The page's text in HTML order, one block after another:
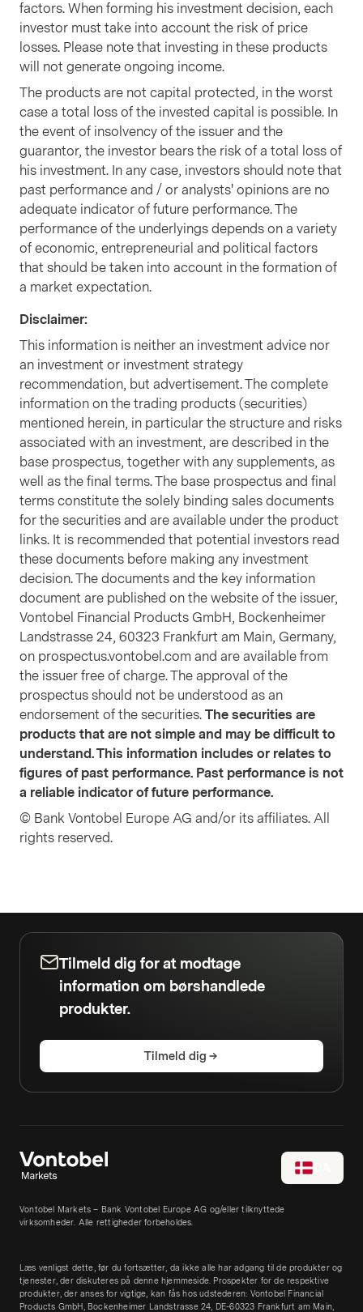
factors. When forming his investment decision, each
investor must take into account the risk of price
losses. Please note that investing in these products
will not generate ongoing income.
The products are not capital protected, in the worst
case a total loss of the invested capital is possible. In
the event of insolvency of the issuer and the
guarantor, the investor bears the risk of a total loss of
his investment. In any case, investors should note that
past performance and / or analysts' opinions are no
adequate indicator of future performance. The
performance of the underlyings depends on a variety
of economic, entrepreneurial and political factors
that should be taken into account in the formation of
a market expectation.
Disclaimer:
This information is neither an investment advice nor
an investment or investment strategy
recommendation, but advertisement. The complete
information on the trading products (securities)
mentioned herein, in particular the structure and risks
associated with an investment, are described in the
base prospectus, together with any supplements, as
well as the final terms. The base prospectus and final
terms constitute the solely binding sales documents
for the securities and are available under the product
links. It is recommended that potential investors read
these documents before making any investment
decision. The documents and the key information
document are published on the website of the issuer,
Vontobel Financial Products GmbH, Bockenheimer
Landstrasse 24, 60323 Frankfurt am Main, Germany,
on prospectus.vontobel.com and are available from
the issuer free of charge. The approval of the
prospectus should not be understood as an
endorsement of the securities. The securities are
products that are not simple and may be difficult to
understand. This information includes or relates to
figures of past performance. Past performance is not
a reliable indicator of future performance.
© Bank Vontobel Europe AG and/or its affiliates. All
rights reserved.
Tilmeld dig for at modtage
information om børshandlede
produkter.
Tilmeld dig
Vontobel Markets – Bank Vontobel Europe AG og/eller tilknyttede
virksomheder. Alle rettigheder forbeholdes.
Læs venligst dette, før du fortsætter, da ikke alle har adgang til de produkter og
tjenester, der diskuteres på denne hjemmeside. Prospekter for de respektive
produkter, der anses for vigtige, kan fås hos udstederen: Vontobel Financial
Products GmbH, Bockenheimer Landstrasse 24, DE-60323 Frankfurt am Main,